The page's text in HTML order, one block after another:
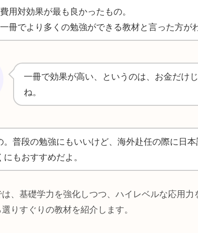
費用対効果が最も良かったもの。
一冊でより多くの勉強ができる教材と言った方が
一冊で効果が高い、というのは、お金だけ
ね。
。普段の勉強にもいいけど、海外赴任の際に日
にもおすすめだよ。
は、基礎学力を強化しつつ、ハイレベルな応用
りすぐりの教材を紹介します。